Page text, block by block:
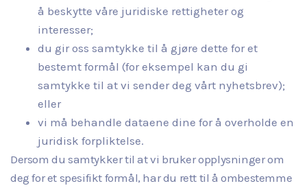
å beskytte våre juridiske rettigheter og
interesser;
du gir oss samtykke til å gjøre dette for et
bestemt formål (for eksempel kan du gi
samtykke til at vi sender deg vårt nyhetsbrev);
eller
vi må behandle dataene dine for å overholde en
juridisk forpliktelse.
Dersom du samtykker til at vi bruker opplysninger om
deg for et spesifikt formål, har du rett til å ombestemme